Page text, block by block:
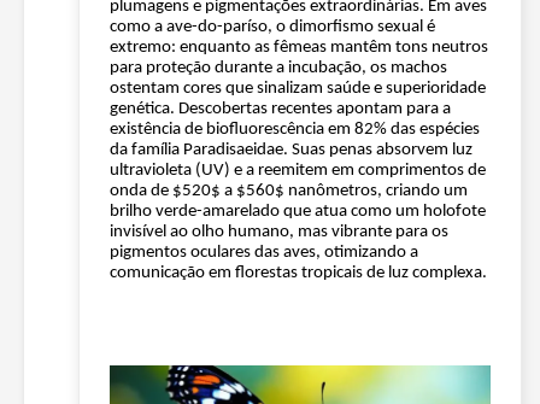
plumagens e pigmentações extraordinárias. Em aves
como a ave-do-paríso, o dimorfismo sexual é
extremo: enquanto as fêmeas mantêm tons neutros
para proteção durante a incubação, os machos
ostentam cores que sinalizam saúde e superioridade
genética. Descobertas recentes apontam para a
existência de biofluorescência em 82% das espécies
da família Paradisaeidae. Suas penas absorvem luz
ultravioleta (UV) e a reemitem em comprimentos de
onda de $520$ a $560$ nanômetros, criando um
brilho verde-amarelado que atua como um holofote
invisível ao olho humano, mas vibrante para os
pigmentos oculares das aves, otimizando a
comunicação em florestas tropicais de luz complexa.